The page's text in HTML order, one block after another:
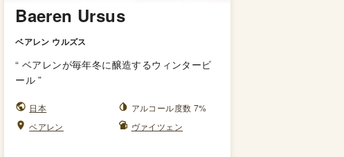
Baeren Ursus
ベアレン ウルズス
“ベアレンが毎年冬に醸造するウィンタービ
ール ”
日本
アルコール度数 7%
ベアレン
ヴァイツェン